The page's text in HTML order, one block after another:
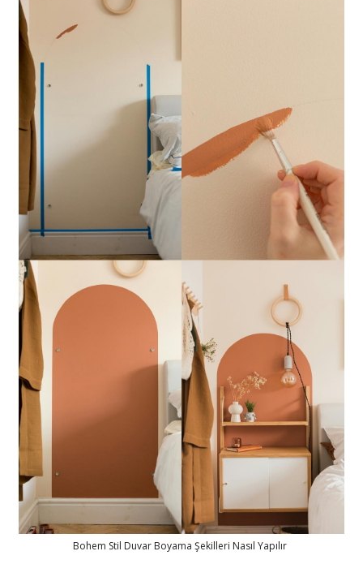
Bohem Stil Duvar Boyama Şekilleri Nasıl Yapılır